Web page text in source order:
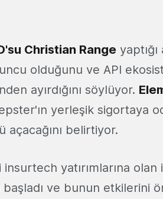
Christian Range
olduğunu ve API
ayırdığını söylüyor.
yerleşik sigortaya
belirtiyor.
yatırımlarına olan
ve bunun etkilerini